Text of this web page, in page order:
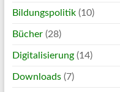
Bildungspolitik(10)
Bücher(28)
Digitalisierung(14)
Downloads(7)